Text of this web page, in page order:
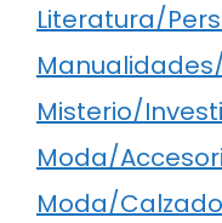
Literatura/
Misterio/
Moda/
Moda/Calzado